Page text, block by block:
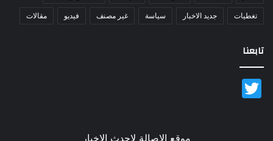
تغطيات جديد الاخبار سياسة غير مصنف فيديو مقالات
تابعنا
موقع الاصالة لاحدث الاخبار